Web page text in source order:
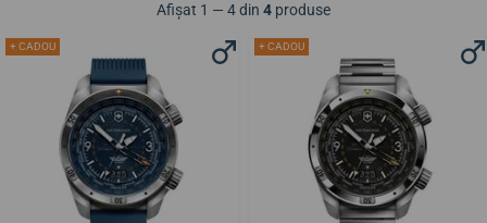
Afișat 1 — 4 din 4 produse
+ CADOU + CADOU